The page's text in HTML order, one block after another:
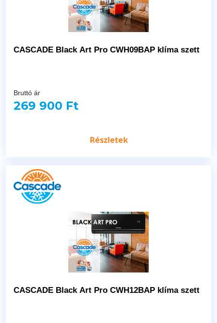
CASCADE Black Art Pro CWH09BAP klíma szett
Bruttó ár
269 900 Ft
Részletek
CASCADE Black Art Pro CWH12BAP klíma szett